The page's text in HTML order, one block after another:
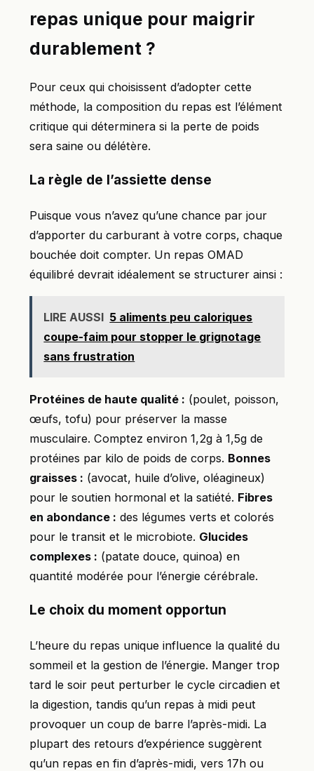
repas unique pour maigrir
durablement ?
Pour ceux qui choisissent d’adopter cette
méthode, la composition du repas est l’élément
critique qui déterminera si la perte de poids
sera saine ou délétère.
La règle de l’assiette dense
Puisque vous n’avez qu’une chance par jour
d’apporter du carburant à votre corps, chaque
bouchée doit compter. Un repas OMAD
équilibré devrait idéalement se structurer ainsi :
LIRE AUSSI 5 aliments peu caloriques
coupe-faim pour stopper le grignotage
sans frustration
Protéines de haute qualité : (poulet, poisson,
œufs, tofu) pour préserver la masse
musculaire. Comptez environ 1,2g à 1,5g de
protéines par kilo de poids de corps. Bonnes
graisses : (avocat, huile d’olive, oléagineux)
pour le soutien hormonal et la satiété. Fibres
en abondance : des légumes verts et colorés
pour le transit et le microbiote. Glucides
complexes : (patate douce, quinoa) en
quantité modérée pour l’énergie cérébrale.
Le choix du moment opportun
L’heure du repas unique influence la qualité du
sommeil et la gestion de l’énergie. Manger trop
tard le soir peut perturber le cycle circadien et
la digestion, tandis qu’un repas à midi peut
provoquer un coup de barre l’après-midi. La
plupart des retours d’expérience suggèrent
qu’un repas en fin d’après-midi, vers 17h ou